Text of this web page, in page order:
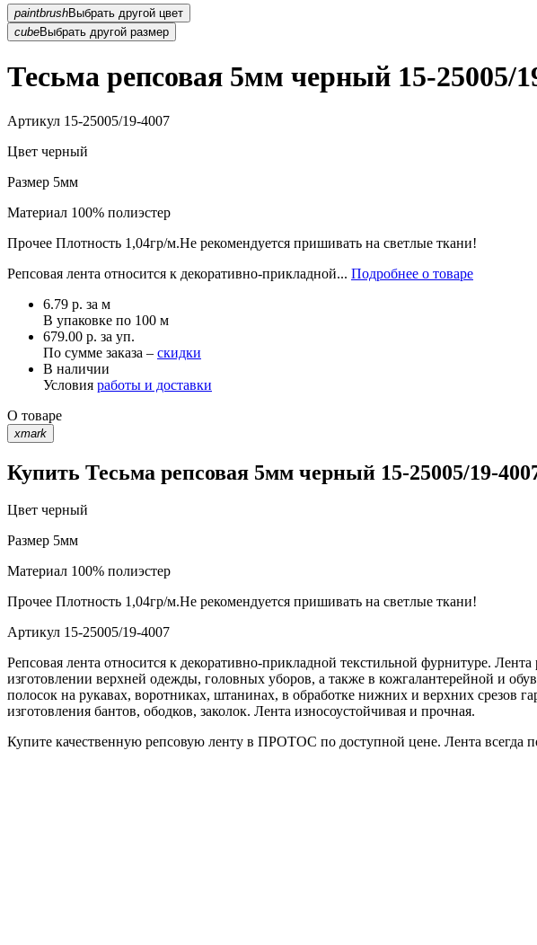
paintbrush
Выбрать другой цвет
cubeВыбрать другой размер
Тесьма репсовая 5мм черный 15-25005/
Артикул 15-25005/19-4007
Цвет черный
Размер 5мм
Материал 100% полиэстер
Прочее Плотность 1,04гр/м.Не рекомендуется пришивать на светлые ткани!
Репсовая лента относится к декоративно-прикладной... Подробнее о товаре
6.79 р. за м
В упаковке по 100 м
679.00 р. за уп.
По сумме заказа – скидки
В наличии
Условия работы и доставки
О товаре
xmark
Купить Тесьма репсовая 5мм черный 15-25005/19-
Цвет черный
Размер 5мм
Материал 100% полиэстер
Прочее Плотность 1,04гр/м.Не рекомендуется пришивать на светлые ткани!
Артикул 15-25005/19-4007
Репсовая лента относится к декоративно-прикладной текстильной фурнитуре.
изготовлении верхней одежды, головных уборов, а также в кожгалантерейной и
полосок на рукавах, воротниках, штанинах, в обработке нижних и верхних срезов
изготовления бантов, ободков, заколок. Лента износоустойчивая и прочная.
Купите качественную репсовую ленту в ПРОТОС по доступной цене. Лента всегда